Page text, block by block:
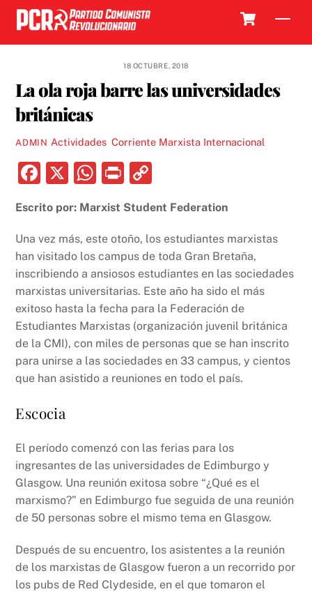
Skip
content
18 OCTUBRE, 2018
La ola roja barre las universidades
británicas
ADMIN Actividades, Corriente Marxista Internacional
F
c
e
b
o
o
k
X
W
at
s
A
p
p
P
nt p
y
Li
n
k
Escrito por: Marxist Student Federation
Una vez más, este otoño, los estudiantes marxistas
han visitado los campus de toda Gran Bretaña,
inscribiendo a ansiosos estudiantes en las sociedades
marxistas universitarias. Este año ha sido el más
exitoso hasta la fecha para la Federación de
Estudiantes Marxistas (organización juvenil británica
de la CMI), con miles de personas que se han inscrito
para unirse a las sociedades en 33 campus, y cientos
que han asistido a reuniones en todo el país.
Escocia
El período comenzó con las ferias para los
ingresantes de las universidades de Edimburgo y
Glasgow. Una reunión exitosa sobre “¿Qué es el
marxismo?” en Edimburgo fue seguida de una reunión
de 50 personas sobre el mismo tema en Glasgow.
Después de su encuentro, los asistentes a la reunión
de los marxistas de Glasgow fueron a un recorrido por
los pubs de Red Clydeside, en el que tomaron el